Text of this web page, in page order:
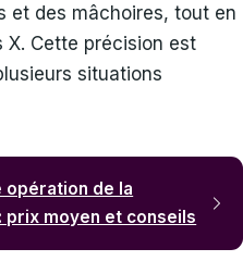
et des mâchoires, tout en
X. Cette précision est
situations
opération de la
prix moyen et conseils